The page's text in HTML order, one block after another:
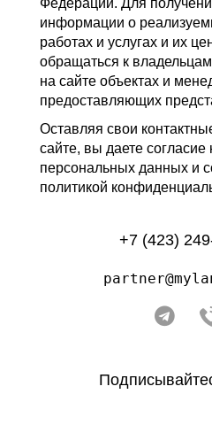
Федерации. Для
информации о
работах и услугах и их
обращаться к
на сайте объектах и
предоставляющих
Оставляя свои
сайте, вы даете согласие
персональных данных и
политикой
+7 (423)